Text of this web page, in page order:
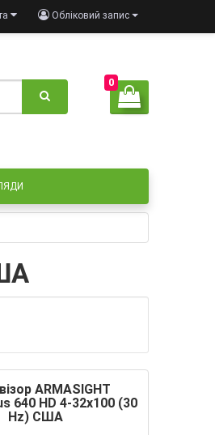
Обліковий запис
0
ARMASIGHT
640 HD 4-32x100 (30
Hz) США